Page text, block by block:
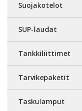
Suojakotelot
SUP-laudat
Tankkiliittimet
Tarvikepaketit
Taskulamput